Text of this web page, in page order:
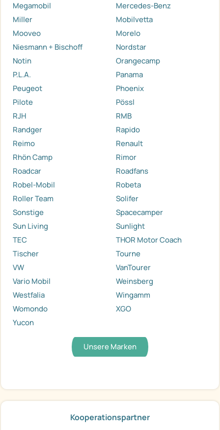
Megamobil
Mercedes-Benz
Miller
Mobilvetta
Mooveo
Morelo
Niesmann + Bischoff
Nordstar
Notin
Orangecamp
P.L.A.
Panama
Peugeot
Phoenix
Pilote
Pössl
RJH
RMB
Randger
Rapido
Reimo
Renault
Rhön Camp
Rimor
Roadcar
Roadfans
Robel-Mobil
Robeta
Roller Team
Solifer
Sonstige
Spacecamper
Sun Living
Sunlight
TEC
THOR Motor Coach
Tischer
Tourne
VW
VanTourer
Vario Mobil
Weinsberg
Westfalia
Wingamm
Womondo
XGO
Yucon
Unsere Marken
Kooperationspartner